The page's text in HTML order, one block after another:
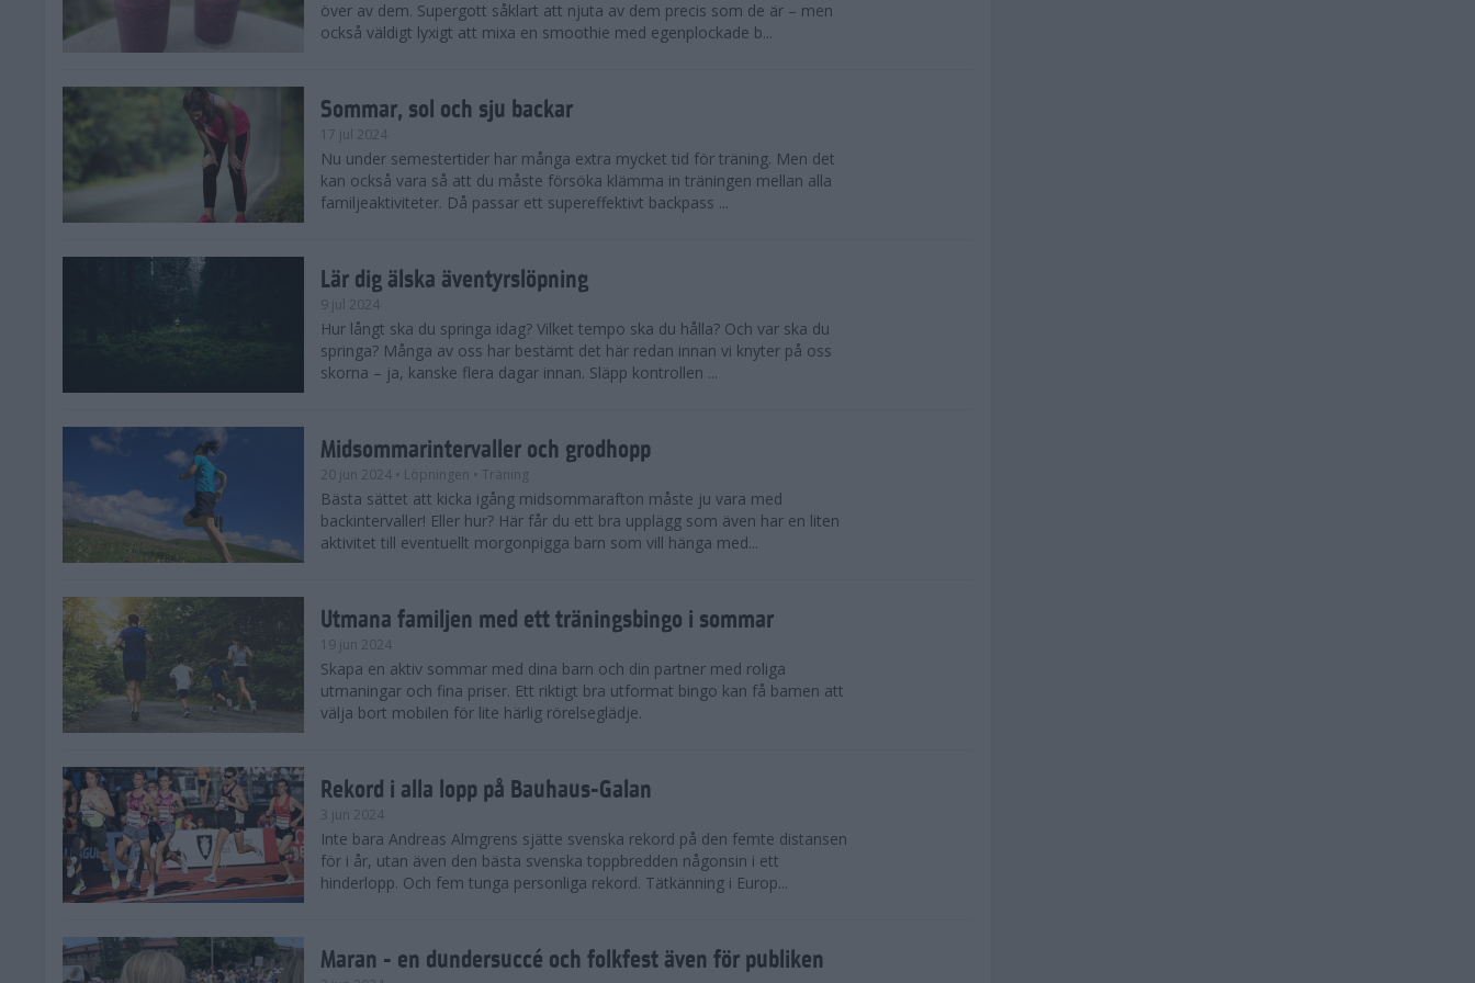
över av dem. Supergott såklart att njuta av dem precis som de är – men
också väldigt lyxigt att mixa en smoothie med egenplockade b...
Sommar, sol och sju backar
17 jul 2024
Nu under semestertider har många extra mycket tid för träning. Men det
kan också vara så att du måste försöka klämma in träningen mellan alla
familjeaktiviteter. Då passar ett supereffektivt backpass ...
Lär dig älska äventyrslöpning
9 jul 2024
Hur långt ska du springa idag? Vilket tempo ska du hålla? Och var ska du
springa? Många av oss har bestämt det här redan innan vi knyter på oss
skorna – ja, kanske flera dagar innan. Släpp kontrollen ...
Midsommarintervaller och grodhopp
20 jun 2024 • Löpningen • Träning
Bästa sättet att kicka igång midsommarafton måste ju vara med
backintervaller! Eller hur? Här får du ett bra upplägg som även har en liten
aktivitet till eventuellt morgonpigga barn som vill hänga med...
Utmana familjen med ett träningsbingo i sommar
19 jun 2024
Skapa en aktiv sommar med dina barn och din partner med roliga
utmaningar och fina priser. Ett riktigt bra utformat bingo kan få barnen att
välja bort mobilen för lite härlig rörelseglädje.
Rekord i alla lopp på Bauhaus-Galan
3 jun 2024
Inte bara Andreas Almgrens sjätte svenska rekord på den femte distansen
för i år, utan även den bästa svenska toppbredden någonsin i ett
hinderlopp. Och fem tunga personliga rekord. Tätkänning i Europ...
Maran - en dundersuccé och folkfest även för publiken